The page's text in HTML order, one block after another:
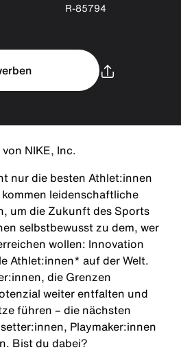
R-85794
von NIKE, Inc.
nur die besten Athlet:innen
leidenschaftliche
um die Zukunft des Sports
selbstbewusst zu dem, wer
wollen: Innovation
Athlet:innen* auf der Welt.
die Grenzen
weiter entfalten und
führen – die nächsten
Playmaker:innen
Bist du dabei?